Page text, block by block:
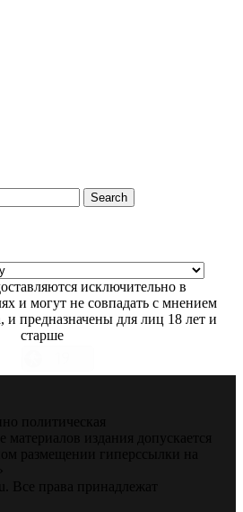
Search
исключительно в
и могут не совпадать с мнением
и предназначены для лиц 18 лет и
старше
политическая
материалов издания допускается
размещении гиперссылки на
Все права принадлежат